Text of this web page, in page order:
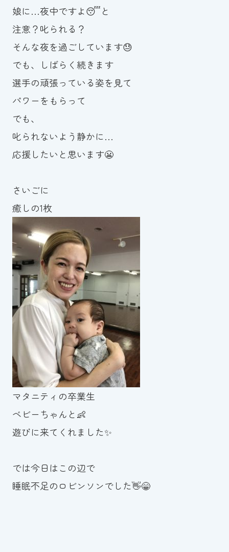
娘に…夜中ですよ😴と
注意？叱られる？
そんな夜を過ごしています😓
でも、しばらく続きます
選手の頑張っている姿を見て
パワーをもらって
でも、
叱られないよう静かに…
応援したいと思います😬
さいごに
癒しの1枚
マタニティの卒業生
ベビーちゃんと👶
遊びに来てくれました✨
では今日はこの辺で
睡眠不足のロビンソンでした👋😁